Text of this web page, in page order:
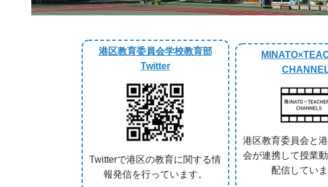
港区教育委員会学校教育部
Twitter
Twitterで港区の教育に関する情
報発信を行っています。
港区教育委員会と
会が連携して授業
配信していま